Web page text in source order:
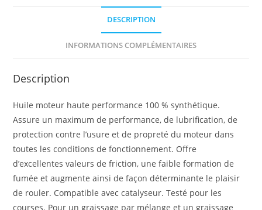
DESCRIPTION
INFORMATIONS COMPLÉMENTAIRES
Description
Huile moteur haute performance 100 % synthétique.
Assure un maximum de performance, de lubrification, de
protection contre l’usure et de propreté du moteur dans
toutes les conditions de fonctionnement. Offre
d’excellentes valeurs de friction, une faible formation de
fumée et augmente ainsi de façon déterminante le plaisir
de rouler. Compatible avec catalyseur. Testé pour les
courses. Pour un graissage par mélange et un graissage